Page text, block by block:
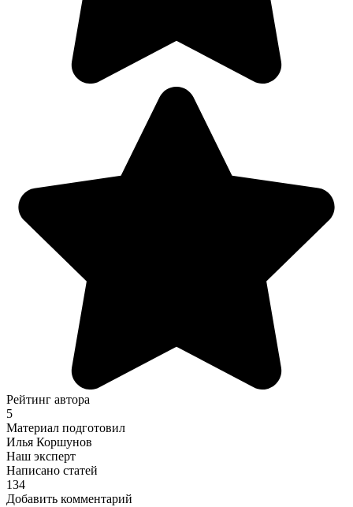
Рейтинг автора
5
Материал подготовил
Илья Коршунов
Наш эксперт
Написано статей
134
Добавить комментарий